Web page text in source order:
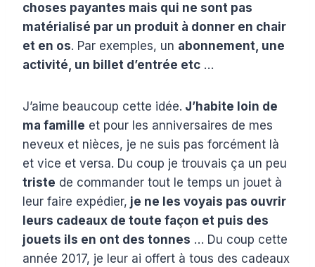
choses payantes mais qui ne sont pas
matérialisé par un produit à donner en chair
et en os. Par exemples, un abonnement, une
activité, un billet d’entrée etc …
J’aime beaucoup cette idée. J’habite loin de
ma famille et pour les anniversaires de mes
neveux et nièces, je ne suis pas forcément là
et vice et versa. Du coup je trouvais ça un peu
triste de commander tout le temps un jouet à
leur faire expédier, je ne les voyais pas ouvrir
leurs cadeaux de toute façon et puis des
jouets ils en ont des tonnes … Du coup cette
année 2017, je leur ai offert à tous des cadeaux